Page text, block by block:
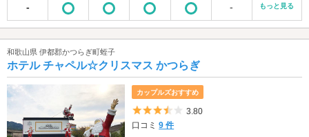
-
-
もっと見る
和歌山県 伊都郡かつらぎ町蛭子
ホテル チャペル☆クリスマス かつらぎ
カップルズおすすめ
5つ星のうち3.5
3.80
口コミ9 件